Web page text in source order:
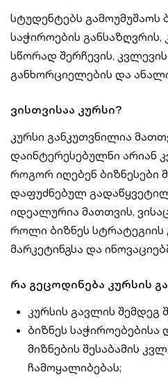
სტუდენტებს გამოუმუშაოს
საჭიროების განსაზღვრის,
სწორად შერჩევის,
განხორციელების და
ვისთვისაა კურსი?
კურსი განკუთვნილია
დაინტერესებულნი არიან
როგორ იღებენ ბიზნესები
დაფუძნებულ
იდეალურია მათთვის,
როლი ბიზნეს სტრატეგიის
მარკეტინგსა და
რა გეცოდინება კურსის
კურსის გავლის შემდეგ
ბიზნეს
მიზნების შესაბამის
ჩამოყალიბებას;